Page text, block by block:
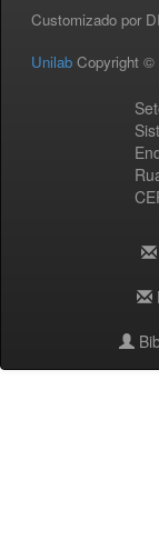
Customizado por
Unilab Copyright ©